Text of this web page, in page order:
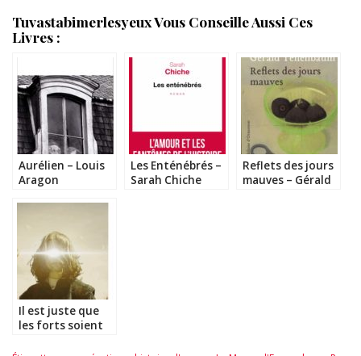
Tuvastabimerlesyeux Vous Conseille Aussi Ces
Livres :
Aurélien – Louis
Aragon
Les Enténébrés –
Sarah Chiche
Reflets des jours
mauves – Gérald
Il est juste que
les forts soient